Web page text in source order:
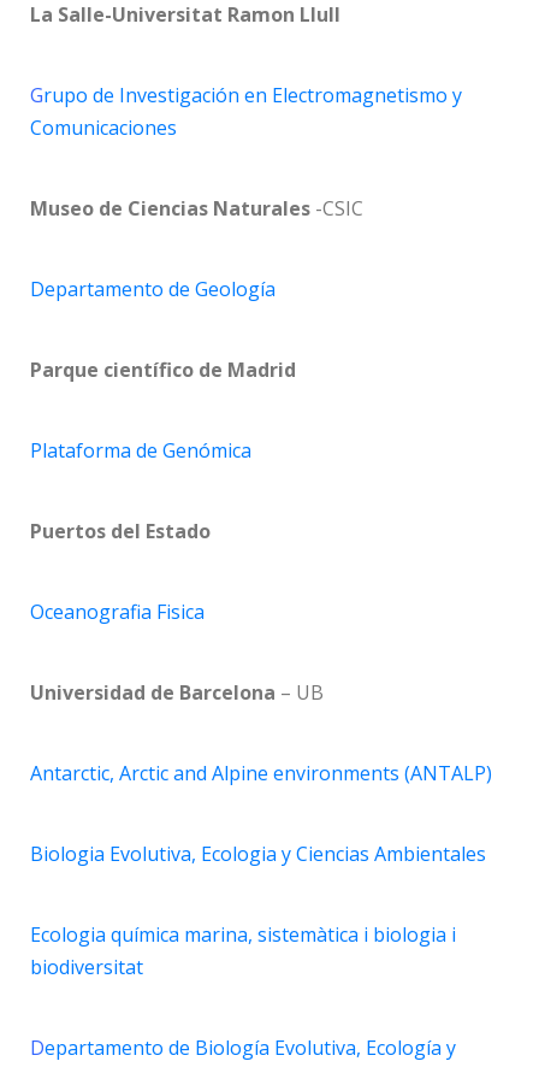
La Salle-Universitat Ramon Llull
Grupo de Investigación en Electromagnetismo y
Comunicaciones
Museo de Ciencias Naturales -CSIC
Departamento de Geología
Parque científico de Madrid
Plataforma de Genómica
Puertos del Estado
Oceanografia Fisica
Universidad de Barcelona – UB
Antarctic, Arctic and Alpine environments (ANTALP)
Biologia Evolutiva, Ecologia y Ciencias Ambientales
Ecologia química marina, sistemàtica i biologia i
biodiversitat
Departamento de Biología Evolutiva, Ecología y